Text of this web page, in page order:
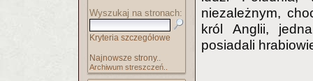
Wyszukaj na stronach:
Kryteria szczegółowe
Najnowsze strony..
Archiwum streszczeń..
niezależnym,
król Anglii,
posiadali